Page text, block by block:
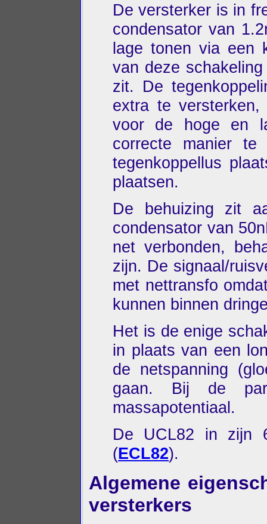
De versterker is in
condensator van
lage tonen via een
van deze
zit. De
extra te
voor de hoge en
correcte manier
tegenkoppellus
plaatsen.
De behuizing zit
condensator van
net verbonden,
zijn. De signaal/
met nettransfo
kunnen binnen
Het is de enige
in plaats van een
de netspanning
gaan. Bij de
massapotentiaal.
De UCL82 in zijn
(ECL82).
Algemene
versterkers